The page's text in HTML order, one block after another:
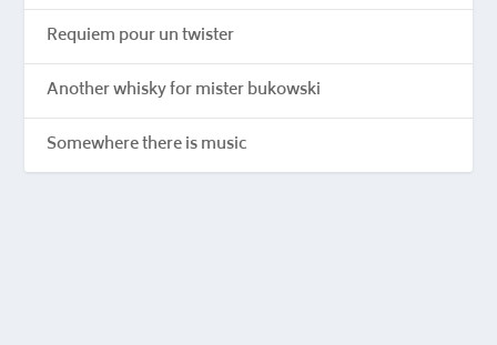
Requiem pour un twister
Another whisky for mister bukowski
Somewhere there is music